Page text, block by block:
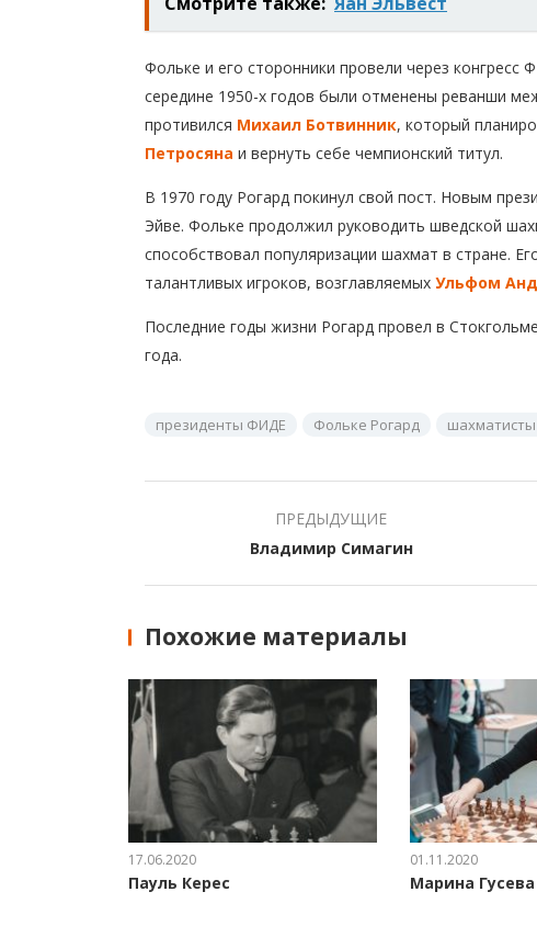
Фольке и его сторонники провели через
середине 1950-х годов были отменены реванши
противился Михаил Ботвинник, который
Петросяна и вернуть себе чемпионский титул.
В 1970 году Рогард покинул свой пост. Новым
Эйве. Фольке продолжил руководить шведской
способствовал популяризации шахмат в стране.
талантливых игроков, возглавляемых Ульфом
Последние годы жизни Рогард провел в
года.
президенты ФИДЕ Фольке Рогард
ПРЕДЫДУЩИЕ
Владимир Симагин
Похожие материалы
17.06.2020
Пауль Керес
01.11.2020
Марина Гусева